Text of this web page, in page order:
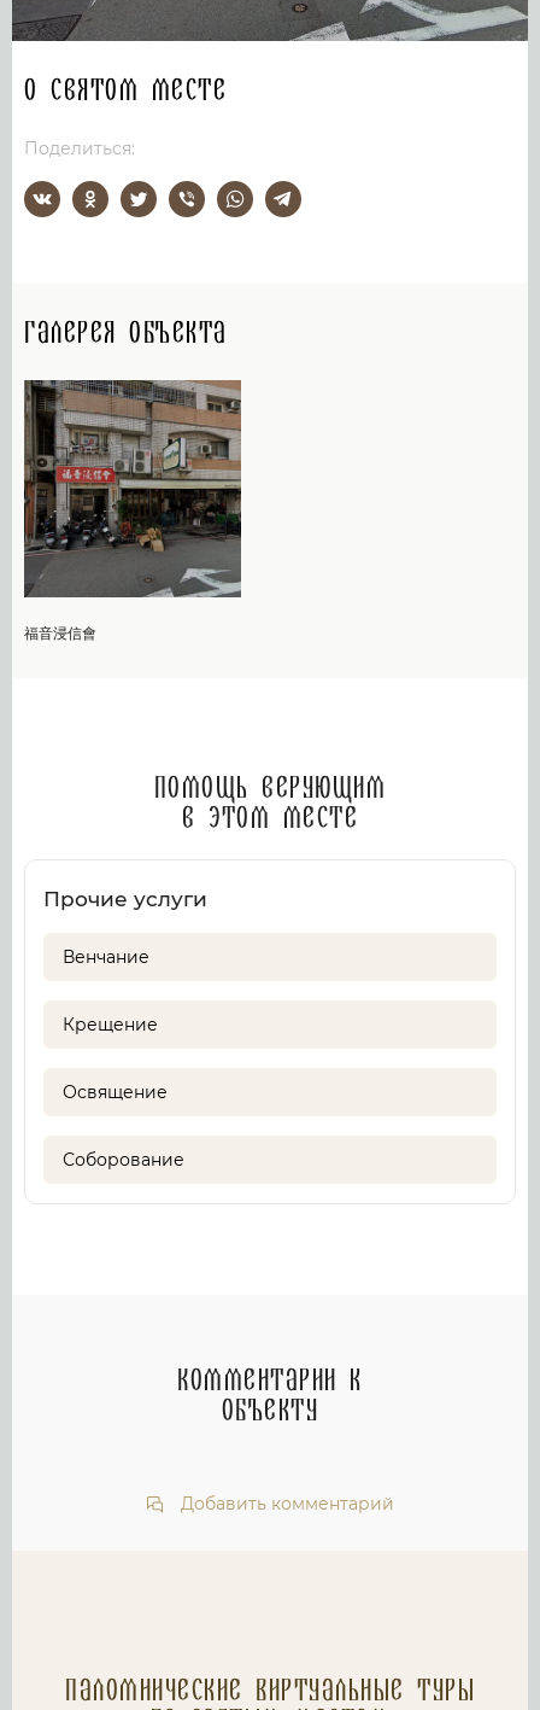
О святом месте
Поделиться:
Галерея объекта
福音浸信會
Помощь верующим
в этом месте
Прочие услуги
Венчание
Крещение
Освящение
Соборование
Комментарии к
объекту
Добавить комментарий
Паломнические Виртуальные туры